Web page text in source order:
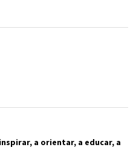
a orientar, a educar, a